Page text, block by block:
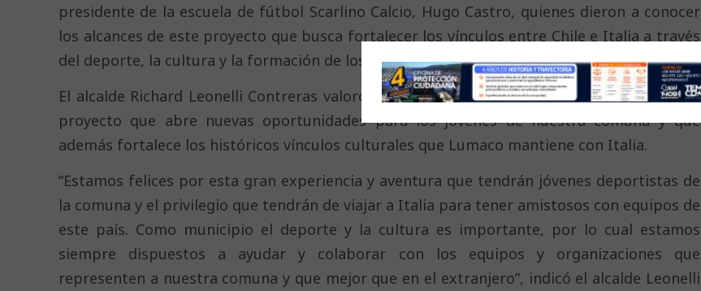
presidente de la escuela de fútbol Scarlino Calcio, Hugo Castro, quienes dieron a conocer
los alcances de este proyecto que busca fortalecer los vínculos entre Chile e Italia a través
del deporte, la cultura y la formación de los jóvenes.
El alcalde Richard Leonelli Contreras valoró esta iniciativa, destacando que se trata de un
proyecto que abre nuevas oportunidades para los jóvenes de nuestra comuna y que
además fortalece los históricos vínculos culturales que Lumaco mantiene con Italia.
“Estamos felices por esta gran experiencia y aventura que tendrán jóvenes deportistas de
la comuna y el privilegio que tendrán de viajar a Italia para tener amistosos con equipos de
este país. Como municipio el deporte y la cultura es importante, por lo cual estamos
siempre dispuestos a ayudar y colaborar con los equipos y organizaciones que
representen a nuestra comuna y que mejor que en el extranjero”, indicó el alcalde Leonelli